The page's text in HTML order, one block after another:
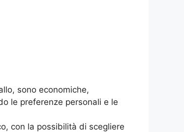
sono economiche,
le preferenze personali e le
con la possibilità di scegliere